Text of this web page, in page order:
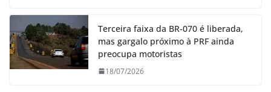
Terceira faixa da BR-070 é liberada,
mas gargalo próximo à PRF ainda
preocupa motoristas
18/07/2026